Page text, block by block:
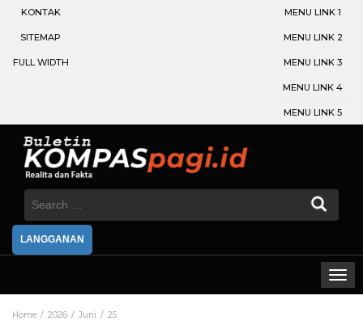
KONTAK
SITEMAP
FULL WIDTH
MENU LINK 1
MENU LINK 2
MENU LINK 3
MENU LINK 4
MENU LINK 5
Search
LANGGANAN
Home 2026 Juni 25